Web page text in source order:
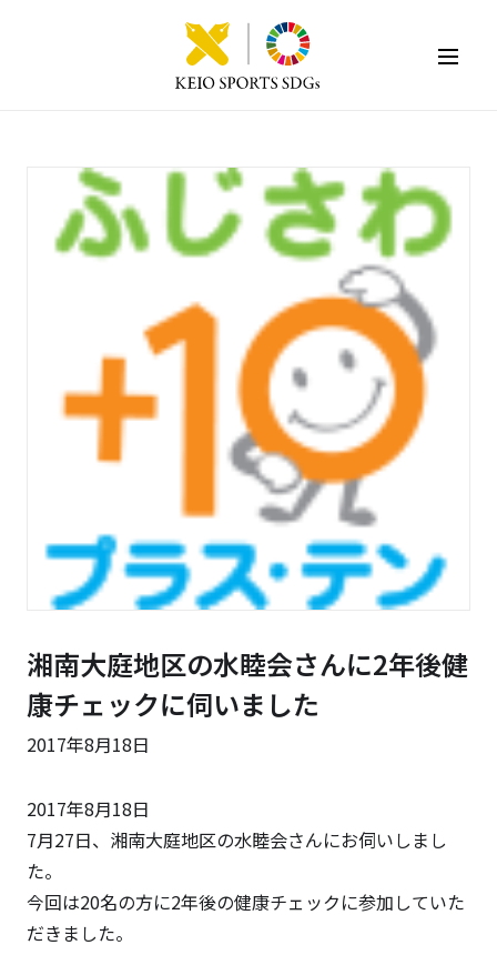
湘南大庭地区の水睦会さんに2年後健
康チェックに伺いました
2017年8月18日
2017年8月18日
7月27日、湘南大庭地区の水睦会さんにお伺いしまし
た。
今回は20名の方に2年後の健康チェックに参加していた
だきました。